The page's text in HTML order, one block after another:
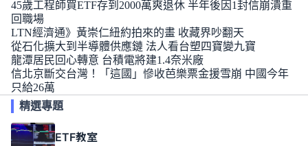
45歲工程師買ETF存到2000萬爽退休 半年後因1封信崩潰重
回職場
LTN經濟通》黃崇仁紐約拍來的畫 收藏界吵翻天
從石化擴大到半導體供應鏈 法人看台塑四寶變九寶
龍潭居民回心轉意 台積電將建1.4奈米廠
信北京斷交台灣！「這國」慘收芭樂票金援雪崩 中國今年
只給26萬
精選專題
ETF教室